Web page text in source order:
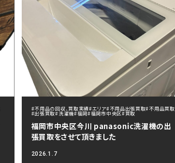
#不用品の回収、買取実績#エリア#不用品出張買取#不用品買取
#出張買取#洗濯機#福岡#福岡市中央区#買取
福岡市中央区今川 panasonic洗濯機の出
張買取をさせて頂きました
2026.1.7